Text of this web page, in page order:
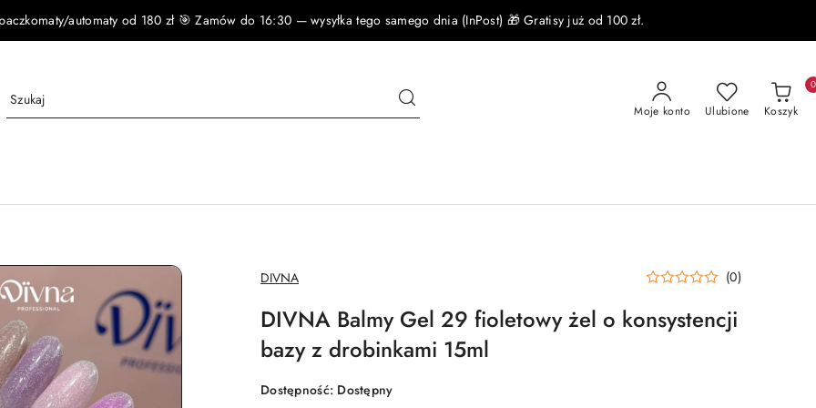
automaty od 180 zł 🎯 Zamów do 16:30 — wysyłka tego samego dnia (InPost) 🎁 Gratisy już od 100 zł.
Moje konto Ulubione Koszyk
0
NAZWA
PRODUCENTA:
DIVNA (0)
DIVNA Balmy Gel 29 fioletowy żel o konsystencji
bazy z drobinkami 15ml
Dostępność: Dostępny